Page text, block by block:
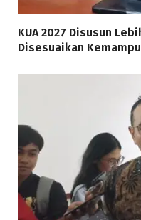
KUA 2027 Disusun
Disesuaikan